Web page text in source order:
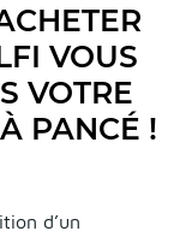
VOUS
VOTRE
PANCÉ !
d’un